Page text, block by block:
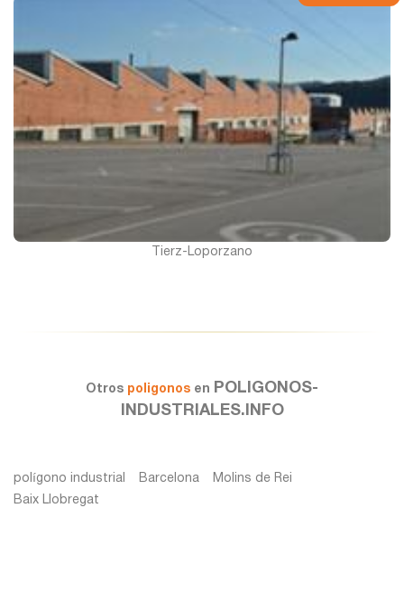
Tierz-Loporzano
Otros poligonos en
POLIGONOS-
INDUSTRIALES.INFO
polígono industrial Barcelona
Molins de Rei
Baix Llobregat